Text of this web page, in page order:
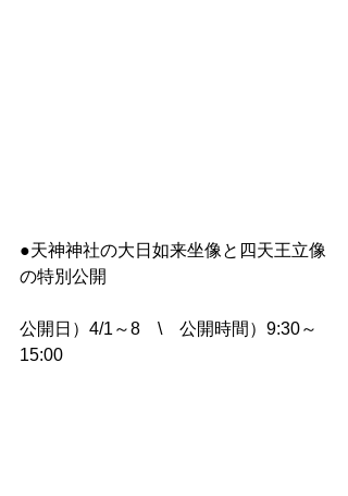
●天神神社の大日如来坐像と四天王立像
の特別公開
公開日）4/1～8　\　公開時間）9:30～
15:00